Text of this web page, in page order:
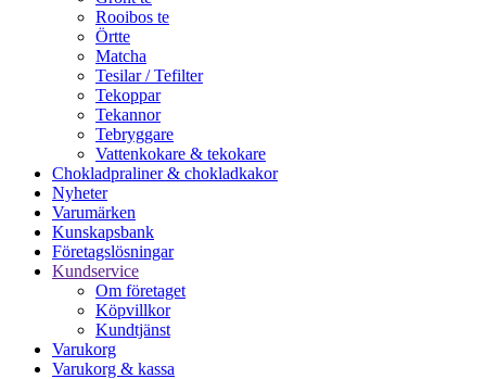
Rooibos te
Örtte
Matcha
Tesilar / Tefilter
Tekoppar
Tekannor
Tebryggare
Vattenkokare & tekokare
Chokladpraliner & chokladkakor
Nyheter
Varumärken
Kunskapsbank
Företagslösningar
Kundservice
Om företaget
Köpvillkor
Kundtjänst
Varukorg
Varukorg & kassa